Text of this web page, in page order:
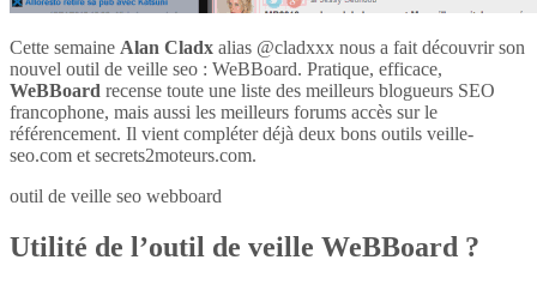
Cette semaine Alan Cladx alias @cladxxx nous a fait découvrir son
nouvel outil de veille seo : WeBBoard. Pratique, efficace,
WeBBoard recense toute une liste des meilleurs blogueurs SEO
francophone, mais aussi les meilleurs forums accès sur le
référencement. Il vient compléter déjà deux bons outils veille-
seo.com et secrets2moteurs.com.
outil de veille seo webboard
Utilité de l’outil de veille WeBBoard ?